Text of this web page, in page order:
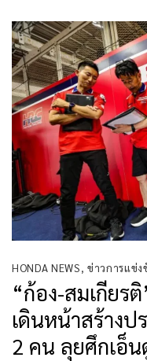
HONDA NEWS,ข่าวการแข่ง
“ก้อง-สมเกียร
เดินหน้าสร้าง
2 คน ลุยศึกเอ็